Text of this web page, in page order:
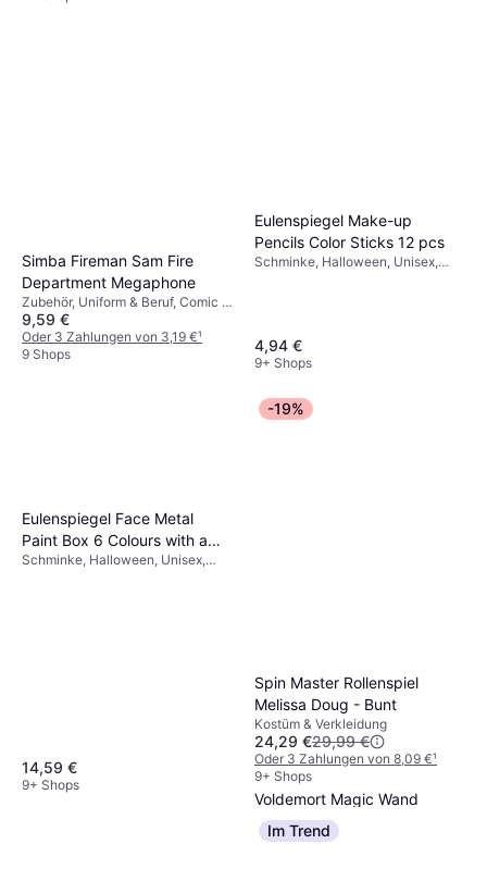
The Noble Collection Lord
Voldemort Magic Wand
Zubehör, Film & TV, Halloween,
Unisex, Ausrüstung, Zauberer
27,99 €
Simba Fireman Sam Fire
Department Megaphone
Zubehör, Uniform & Beruf, Comic &
Animation, Film & TV, Sonstiges
Zubehör, Sonstige Filme & TV
Feuerwehrmann
9,59 €
Oder 3 Zahlungen von 3,19 €¹
9 Shops
Eulenspiegel Make-up
Pencils Color Sticks 12 pcs
Schminke, Halloween, Unisex,
4,94 €
9+ Shops
Eulenspiegel Face Metal
Paint Box 6 Colours with a
Brush
Schminke, Halloween, Unisex,
14,59 €
9+ Shops
-19%
Spin Master Rollenspiel
Melissa Doug - Bunt
Kostüm & Verkleidung
24,29 €29,99 €
Oder 3 Zahlungen von 8,09 €¹
9+ Shops
Im Trend